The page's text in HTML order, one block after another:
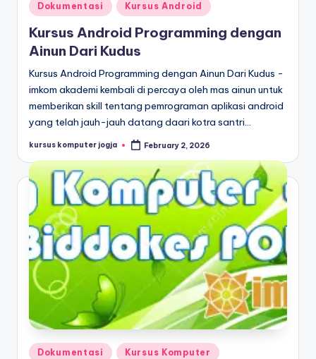
Dokumentasi Kursus Android
Kursus Android Programming dengan
Ainun Dari Kudus
Kursus Android Programming dengan Ainun Dari Kudus -
imkom akademi kembali di percaya oleh mas ainun untuk
memberikan skill tentang pemrograman aplikasi android
yang telah jauh-jauh datang daari kotra santri…
kursus komputer jogja February 2, 2026
Dokumentasi Kursus Komputer